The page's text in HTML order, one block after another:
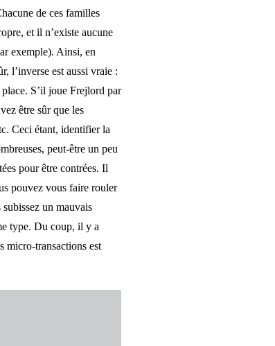
de ces familles
et il n’existe aucune
exemple). Ainsi, en
l’inverse est aussi vraie :
S’il joue Frejlord par
être sûr que les
Ceci étant, identifier la
peut-être un peu
pour être contrées. Il
pouvez vous faire rouler
un mauvais
type. Du coup, il y a
micro-transactions est